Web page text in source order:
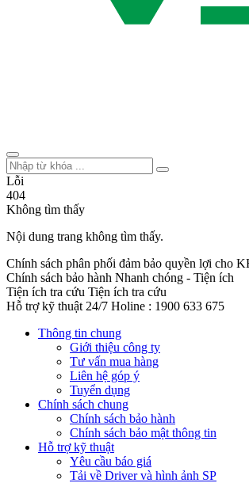
Lỗi
404
Không tìm thấy
Nội dung trang không tìm thấy.
Chính sách phân phối đảm bảo quyền lợi cho
Chính sách bảo hành Nhanh chóng - Tiện ích
Tiện ích tra cứu Tiện ích tra cứu
Hỗ trợ kỹ thuật 24/7 Holine : 1900 633 675
Thông tin chung
Giới thiệu công ty
Tư vấn mua hàng
Liên hệ góp ý
Tuyển dụng
Chính sách chung
Chính sách bảo hành
Chính sách bảo mật thông tin
Hỗ trợ kỹ thuật
Yêu cầu báo giá
Tải về Driver và hình ảnh SP